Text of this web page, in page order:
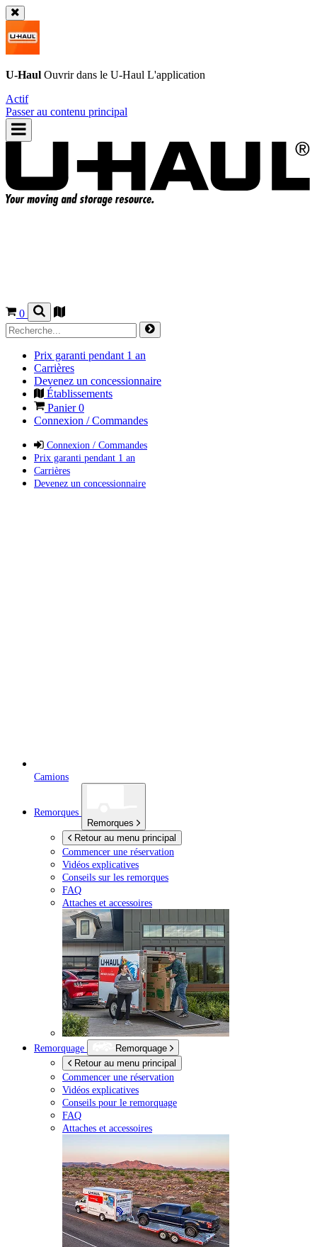
U-Haul Ouvrir dans le U-Haul L'application
Actif
Passer au contenu principal
0
Prix garanti pendant 1 an
Carrières
Devenez un concessionnaire
Établissements
Panier0
Connexion / Commandes
Connexion / Commandes
Prix garanti pendant 1 an
Carrières
Devenez un concessionnaire
Camions
Remorques
Remorques
Retour au menu principal
Commencer une réservation
Vidéos explicatives
Conseils sur les remorques
FAQ
Attaches et accessoires
Remorquage
Remorquage
Retour au menu principal
Commencer une réservation
Vidéos explicatives
Conseils pour le remorquage
FAQ
Attaches et accessoires